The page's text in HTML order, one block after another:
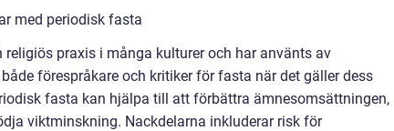
med periodisk fasta
praxis i många kulturer och har använts av
förespråkare och kritiker för fasta när det gäller dess
fasta kan hjälpa till att förbättra ämnesomsättningen,
viktminskning. Nackdelarna inkluderar risk för